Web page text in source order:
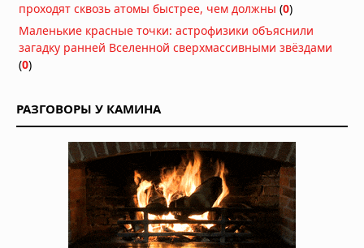
проходят сквозь атомы быстрее, чем должны (0)
Маленькие красные точки: астрофизики объяснили
загадку ранней Вселенной сверхмассивными звёздами
(0)
РАЗГОВОРЫ У КАМИНА